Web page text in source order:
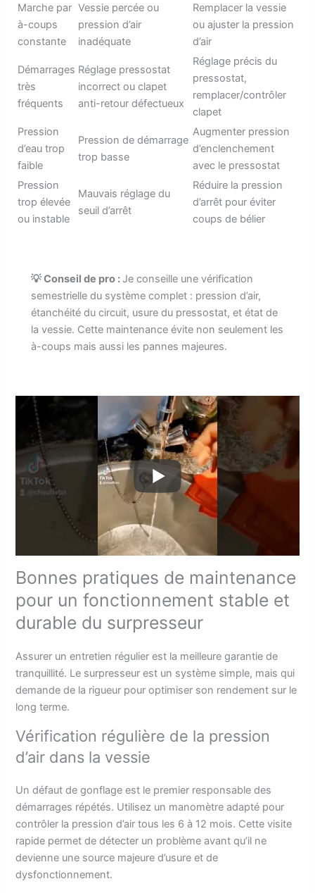
Marche par
à-coups
constante
Vessie percée ou
pression d’air
inadéquate
Remplacer la vessie
ou ajuster la pression
d’air
Démarrages
très
fréquents
Réglage pressostat
incorrect ou clapet
anti-retour défectueux
Réglage précis du
pressostat,
remplacer/contrôler
clapet
Pression
d’eau trop
faible
Pression de démarrage
trop basse
Augmenter pression
d’enclenchement
avec le pressostat
Pression
trop élevée
ou instable
Mauvais réglage du
seuil d’arrêt
Réduire la pression
d’arrêt pour éviter
coups de bélier
💡 Conseil de pro : Je conseille une vérification
semestrielle du système complet : pression d’air,
étanchéité du circuit, usure du pressostat, et état de
la vessie. Cette maintenance évite non seulement les
à-coups mais aussi les pannes majeures.
Bonnes pratiques de maintenance
pour un fonctionnement stable et
durable du surpresseur
Assurer un entretien régulier est la meilleure garantie de
tranquillité. Le surpresseur est un système simple, mais qui
demande de la rigueur pour optimiser son rendement sur le
long terme.
Vérification régulière de la pression
d’air dans la vessie
Un défaut de gonflage est le premier responsable des
démarrages répétés. Utilisez un manomètre adapté pour
contrôler la pression d’air tous les 6 à 12 mois. Cette visite
rapide permet de détecter un problème avant qu’il ne
devienne une source majeure d’usure et de
dysfonctionnement.